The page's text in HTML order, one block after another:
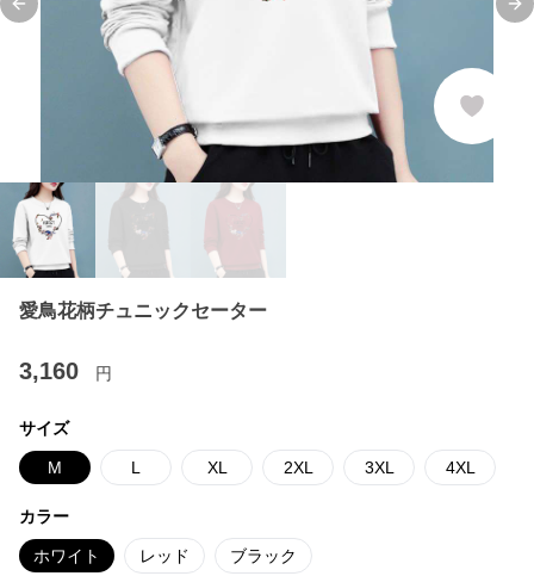
Previous slide
愛鳥花柄チュニックセーター
3,160 円
サイズ
M L XL 2XL 3XL 4XL
カラー
ホワイト レッド ブラック